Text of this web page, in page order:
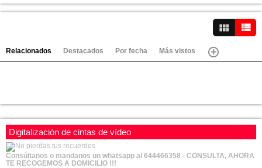
Fiestas 2024
Cabanillas
Relacionados Destacados Por fecha Más vistos
Digitalización de cintas de vídeo
Consúltanos o mandanos un whatsapp al 644466358 - CONSULTA, AHORA
TE RECOGEMOS A DOMICILIO !!!